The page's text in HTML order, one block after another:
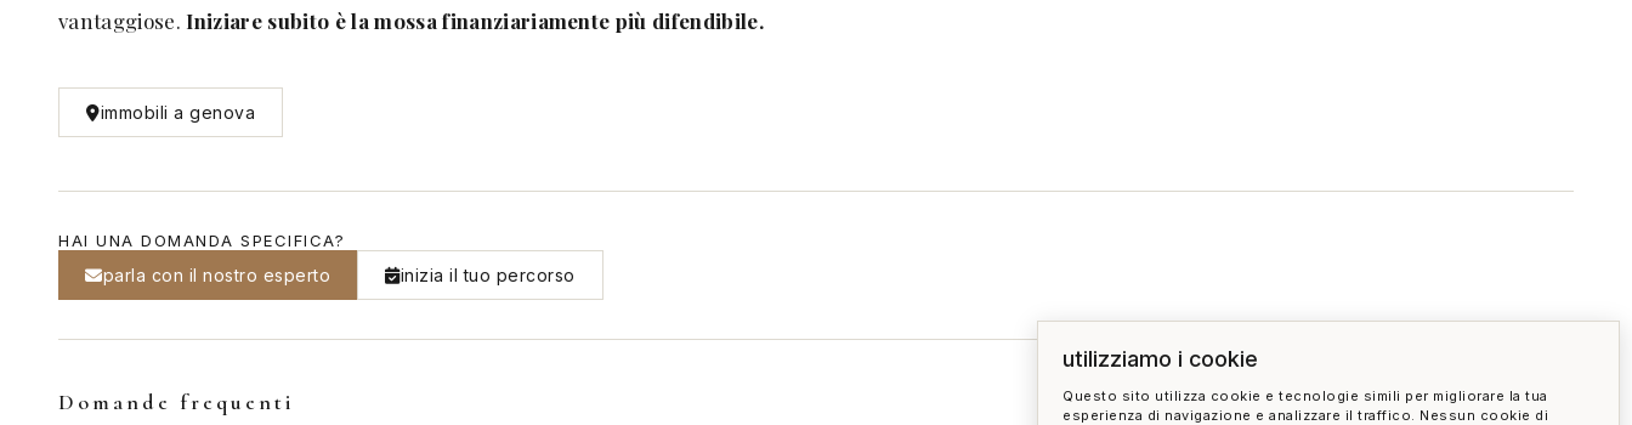
vantaggiose. Iniziare subito è la mossa finanziariamente più difendibile.
immobili a genova
HAI UNA DOMANDA SPECIFICA?
parla con il nostro esperto inizia il tuo percorso
Domande frequenti
utilizziamo i cookie
Questo sito utilizza cookie e tecnologie simili per migliorare la tua
esperienza di navigazione e analizzare il traffico. Nessun cookie di